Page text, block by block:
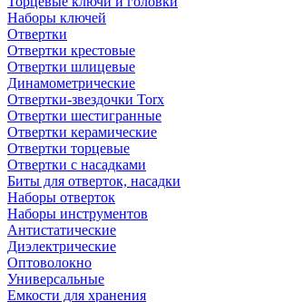
Наборы ключей
Отвертки
Отвертки крестовые
Отвертки шлицевые
Динамометрические
Отвертки-звездочки Torx
Отвертки шестигранные
Отвертки керамические
Отвертки торцевые
Отвертки с насадками
Биты для отверток, насадки
Наборы отверток
Наборы инструментов
Антистатические
Диэлектрические
Оптоволокно
Универсальные
Емкости для хранения